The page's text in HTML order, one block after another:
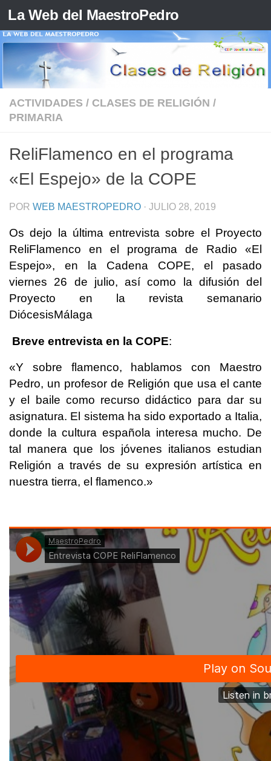
Saltar al contenido
La Web del MaestroPedro
ACTIVIDADES / CLASES DE RELIGIÓN /
PRIMARIA
ReliFlamenco en el programa
«El Espejo» de la COPE
POR WEB MAESTROPEDRO · JULIO 28, 2019
Os dejo la última entrevista sobre el Proyecto
ReliFlamenco en el programa de Radio «El
Espejo», en la Cadena COPE, el pasado
viernes 26 de julio, así como la difusión del
Proyecto en la revista semanario
DiócesisMálaga
Breve entrevista en la COPE:
«Y sobre flamenco, hablamos con Maestro
Pedro, un profesor de Religión que usa el cante
y el baile como recurso didáctico para dar su
asignatura. El sistema ha sido exportado a Italia,
donde la cultura española interesa mucho. De
tal manera que los jóvenes italianos estudian
Religión a través de su expresión artística en
nuestra tierra, el flamenco.»